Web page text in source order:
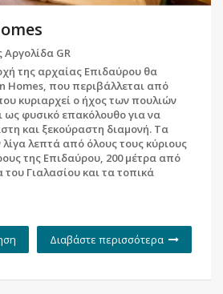
GR
της αρχαίας Επιδαύρου θα
Homes, που περιβάλλεται από
κυριαρχεί ο ήχος των πουλιών
ως φυσικό επακόλουθο για να
και ξεκούραστη διαμονή. Τα
λεπτά από όλους τους κύριους
της Επιδαύρου, 200 μέτρα από
Γιαλασίου και τα τοπικά
Διαβάστε περισσότερα